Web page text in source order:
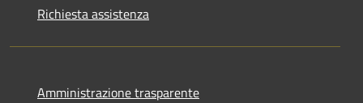
Richiesta assistenza
Amministrazione trasparente